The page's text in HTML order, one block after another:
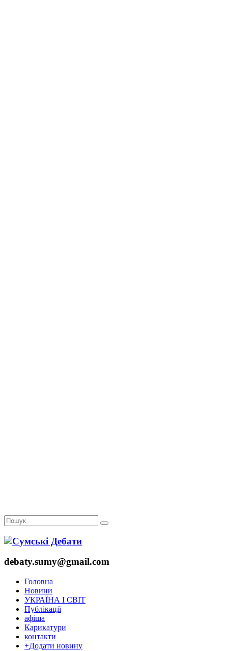
debaty.sumy@gmail.com
Головна
Новини
УКРАЇНА І СВІТ
Публікації
афіша
Карикатури
контакти
+Додати новину